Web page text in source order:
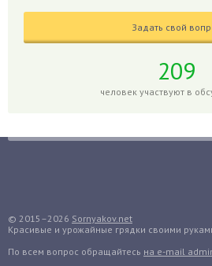
Годжи
Голубика
Гуава
Гузмания
Дайкон
Задать свой
209
человек участвуют в
© 2015–2026 Sornyakov.net
Красивые и урожайные грядки своими
По всем вопрос обращайтесь на e-mail